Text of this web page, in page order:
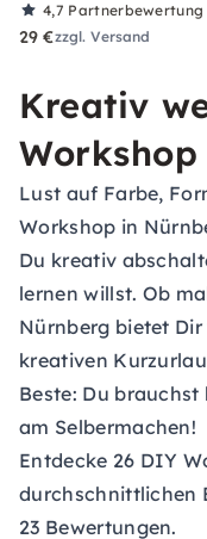
4,7 Partnerbewertung
29 €zzgl. Versand
Kreativ
Lust auf Farbe,
Workshop in
Du kreativ
lernen willst. Ob
Nürnberg bietet
kreativen
Beste: Du
am Selbermachen!
Entdecke 26 DIY
durchschnittlichen
23 Bewertungen.